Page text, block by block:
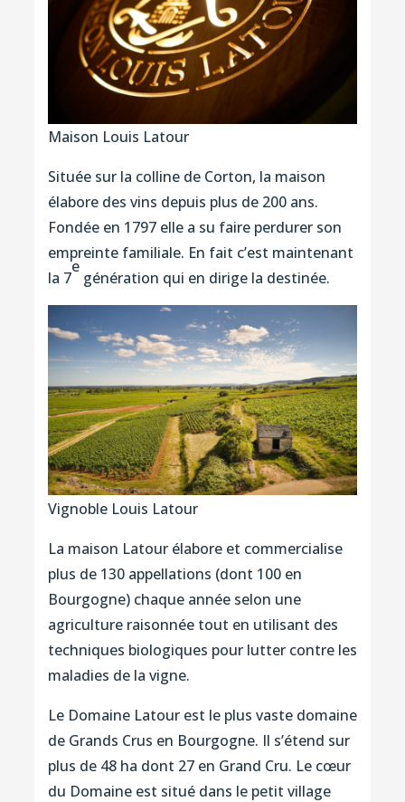
Maison Louis Latour
Située sur la colline de Corton, la maison
élabore des vins depuis plus de 200 ans.
Fondée en 1797 elle a su faire perdurer son
empreinte familiale. En fait c’est maintenant
la 7
e
génération qui en dirige la destinée.
Vignoble Louis Latour
La maison Latour élabore et commercialise
plus de 130 appellations (dont 100 en
Bourgogne) chaque année selon une
agriculture raisonnée tout en utilisant des
techniques biologiques pour lutter contre les
maladies de la vigne.
Le Domaine Latour est le plus vaste domaine
de Grands Crus en Bourgogne. Il s’étend sur
plus de 48 ha dont 27 en Grand Cru. Le cœur
du Domaine est situé dans le petit village